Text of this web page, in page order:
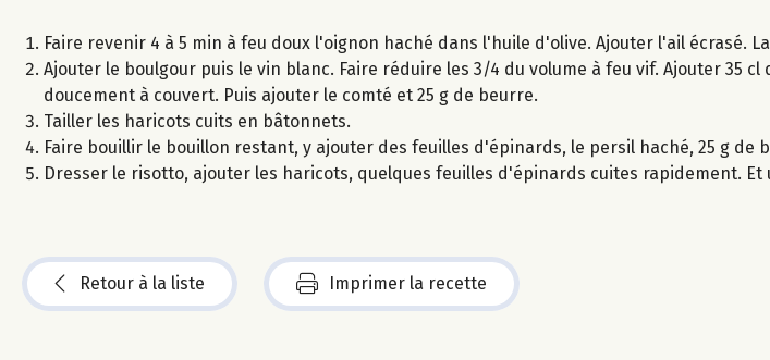
Faire revenir 4 à 5 min à feu doux l'oignon haché dans l'huile d'olive. Ajouter l'ail écrasé.
Ajouter le boulgour puis le vin blanc. Faire réduire les 3/4 du volume à feu vif. Ajouter 35
doucement à couvert. Puis ajouter le comté et 25 g de beurre.
Tailler les haricots cuits en bâtonnets.
Faire bouillir le bouillon restant, y ajouter des feuilles d'épinards, le persil haché, 25 g de
Dresser le risotto, ajouter les haricots, quelques feuilles d'épinards cuites rapidement. Et
Retour à la liste Imprimer la recette